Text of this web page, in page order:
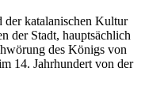
katalanischen Kultur
der Stadt, hauptsächlich
des Königs von
14. Jahrhundert von der